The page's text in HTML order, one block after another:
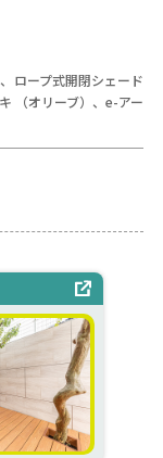
ロープ式開閉シェード
（オリーブ）、e-アー